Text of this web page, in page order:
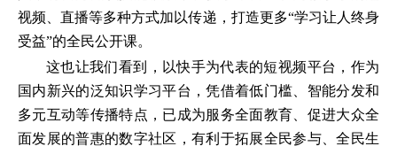
视频、直播等多种方式加以传递，打造更多“学习让人终身
受益”的全民公开课。
这也让我们看到，以快手为代表的短视频平台，作为
国内新兴的泛知识学习平台，凭借着低门槛、智能分发和
多元互动等传播特点，已成为服务全面教育、促进大众全
面发展的普惠的数字社区，有利于拓展全民参与、全民生